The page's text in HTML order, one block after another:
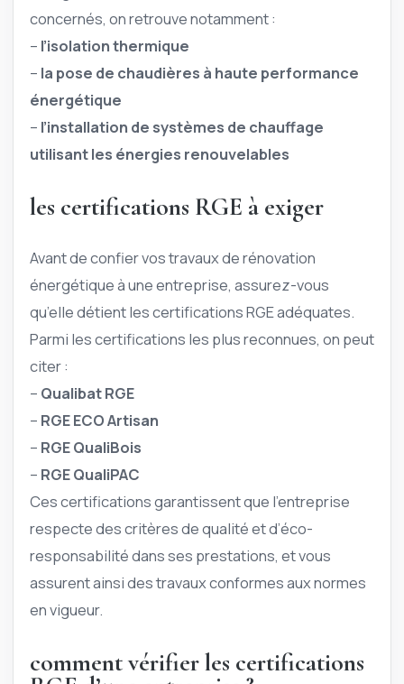
concernés, on retrouve notamment :
– l’isolation thermique
– la pose de chaudières à haute performance
énergétique
– l’installation de systèmes de chauffage
utilisant les énergies renouvelables
les certifications RGE à exiger
Avant de confier vos travaux de rénovation
énergétique à une entreprise, assurez-vous
qu’elle détient les certifications RGE adéquates.
Parmi les certifications les plus reconnues, on peut
citer :
– Qualibat RGE
– RGE ECO Artisan
– RGE QualiBois
– RGE QualiPAC
Ces certifications garantissent que l’entreprise
respecte des critères de qualité et d’éco-
responsabilité dans ses prestations, et vous
assurent ainsi des travaux conformes aux normes
en vigueur.
comment vérifier les certifications